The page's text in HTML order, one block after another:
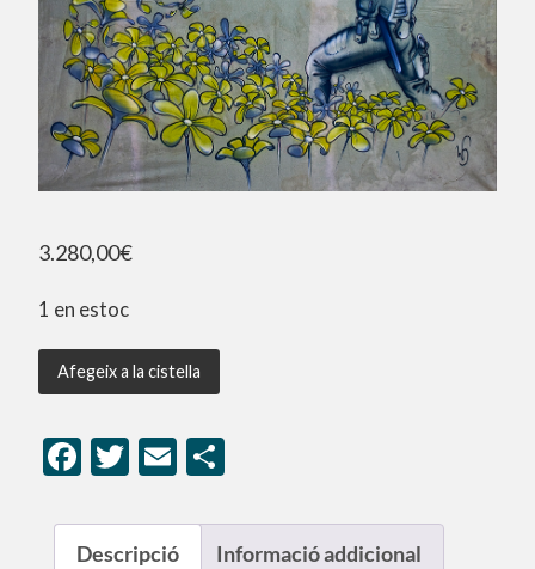
3.280,00€
1 en estoc
Afegeix a la cistella
Facebook
Twitter
Email
Descripció Informació addicional